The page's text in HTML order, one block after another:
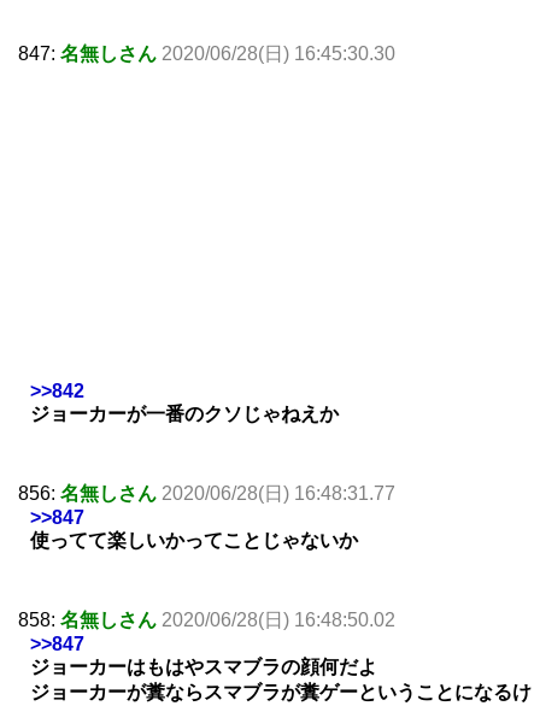
847: 名無しさん 2020/06/28(日) 16:45:30.30
>>842
ジョーカーが一番のクソじゃねえか
856: 名無しさん 2020/06/28(日) 16:48:31.77
>>847
使ってて楽しいかってことじゃないか
858: 名無しさん 2020/06/28(日) 16:48:50.02
>>847
ジョーカーはもはやスマブラの顔何だよ
ジョーカーが糞ならスマブラが糞ゲーということになるけ